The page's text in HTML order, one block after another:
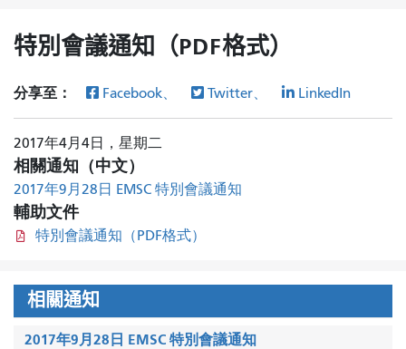
特別會議通知（PDF格式）
分享至： Facebook、 Twitter、 LinkedIn
2017年4月4日，星期二
相關通知（中文）
2017年9月28日 EMSC 特別會議通知
輔助文件
特別會議通知（PDF格式）
相關通知
2017年9月28日 EMSC 特別會議通知